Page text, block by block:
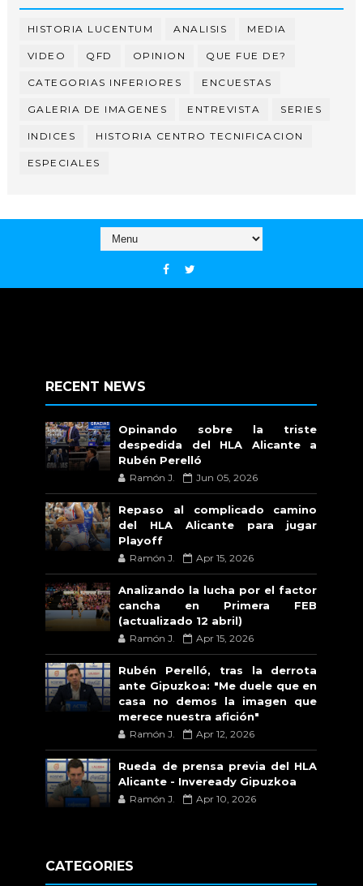
HISTORIA LUCENTUM ANALISIS MEDIA
VIDEO QFD OPINION QUE FUE DE?
CATEGORIAS INFERIORES ENCUESTAS
GALERIA DE IMAGENES ENTREVISTA SERIES
INDICES HISTORIA CENTRO TECNIFICACION
ESPECIALES
RECENT NEWS
Opinando sobre la triste
despedida del HLA Alicante a
Rubén Perelló
Ramón J. Jun 05, 2026
Repaso al complicado camino
del HLA Alicante para jugar
Playoff
Ramón J. Apr 15, 2026
Analizando la lucha por el factor
cancha en Primera FEB
(actualizado 12 abril)
Ramón J. Apr 15, 2026
Rubén Perelló, tras la derrota
ante Gipuzkoa: "Me duele que en
casa no demos la imagen que
merece nuestra afición"
Ramón J. Apr 12, 2026
Rueda de prensa previa del HLA
Alicante - Inveready Gipuzkoa
Ramón J. Apr 10, 2026
CATEGORIES